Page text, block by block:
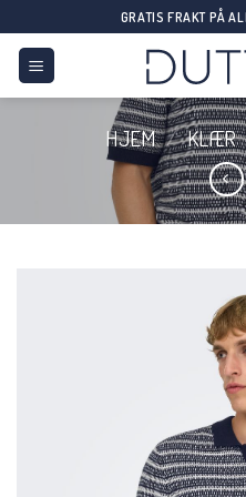
to
content
GRATIS FRAKT PÅ
HJEM / KLÆR